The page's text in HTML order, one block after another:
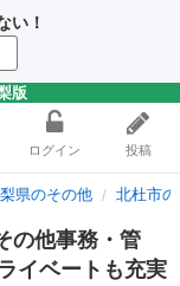
い！
版
ログイン 投稿
県のその他 北杜市
の他事務・管
イベートも充実